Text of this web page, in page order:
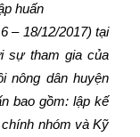
huấn
– 18/12/2017) tại
sự tham gia của
nông dân huyện
bao gồm: lập kế
nhóm và Kỹ